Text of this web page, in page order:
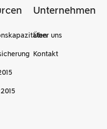
Unternehmen
Über uns
Kontakt